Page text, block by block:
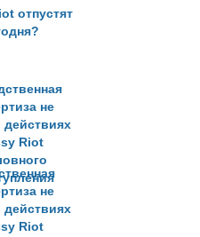
отпустят
не
действиях
Riot